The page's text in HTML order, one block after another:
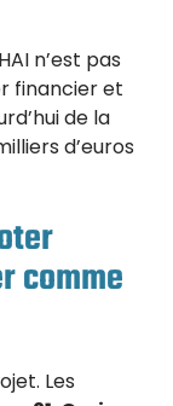
n’est pas
financier et
de la
d’euros
comme
Les